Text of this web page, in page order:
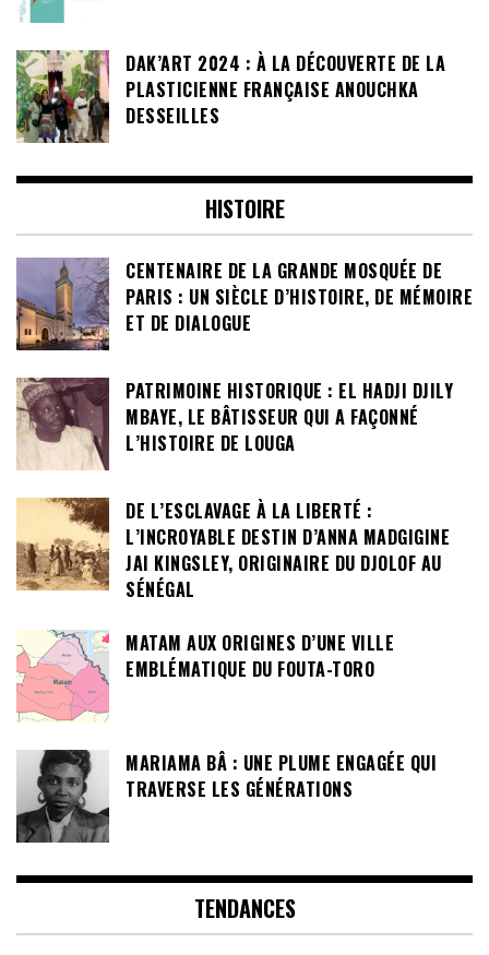
DAK’ART 2024 : À LA DÉCOUVERTE DE LA
PLASTICIENNE FRANÇAISE ANOUCHKA
DESSEILLES
HISTOIRE
CENTENAIRE DE LA GRANDE MOSQUÉE DE
PARIS : UN SIÈCLE D’HISTOIRE, DE MÉMOIRE
ET DE DIALOGUE
PATRIMOINE HISTORIQUE : EL HADJI DJILY
MBAYE, LE BÂTISSEUR QUI A FAÇONNÉ
L’HISTOIRE DE LOUGA
DE L’ESCLAVAGE À LA LIBERTÉ :
L’INCROYABLE DESTIN D’ANNA MADGIGINE
JAI KINGSLEY, ORIGINAIRE DU DJOLOF AU
SÉNÉGAL
MATAM AUX ORIGINES D’UNE VILLE
EMBLÉMATIQUE DU FOUTA-TORO
MARIAMA BÂ : UNE PLUME ENGAGÉE QUI
TRAVERSE LES GÉNÉRATIONS
TENDANCES